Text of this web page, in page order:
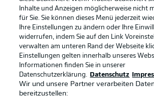
Rechtliche Hinweise
Datenschutz
Inhalte und Anzeigen möglicherweise nicht
für Sie. Sie können dieses Menü jederzeit
Ihre Einstellungen zu ändern oder Ihre
widerrufen, indem Sie auf den Link
verwalten am unteren Rand der Webseite
Einstellungen gelten innerhalb unseres
Informationen finden Sie in unserer
Datenschutzerklärung.
Datenschutz
Wir und unsere Partner verarbeiten
bereitzustellen: